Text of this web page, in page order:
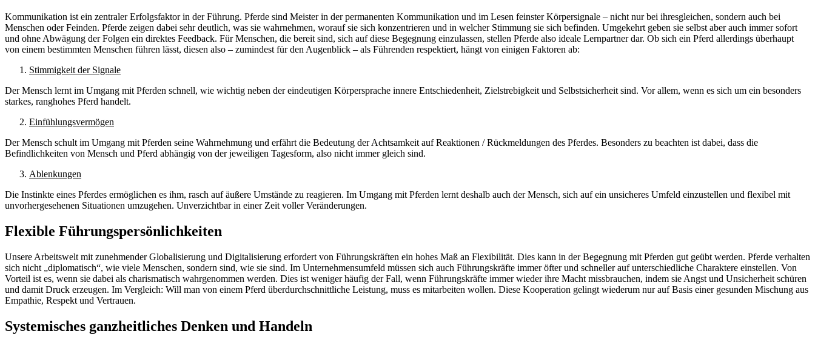
Kommunikation ist ein zentraler Erfolgsfaktor in der Führung. Pferde sind Meister in der permanenten Kommunikation und im Lesen feinster Körpersignale – nicht nur bei ihresgleichen, sondern auch bei
Menschen oder Feinden. Pferde zeigen dabei sehr deutlich, was sie wahrnehmen, worauf sie sich konzentrieren und in welcher Stimmung sie sich befinden. Umgekehrt geben sie selbst aber auch immer sofort
und ohne Abwägung der Folgen ein direktes Feedback. Für Menschen, die bereit sind, sich auf diese Begegnung einzulassen, stellen Pferde also ideale Lernpartner dar. Ob sich ein Pferd allerdings überhaupt
von einem bestimmten Menschen führen lässt, diesen also – zumindest für den Augenblick – als Führenden respektiert, hängt von einigen Faktoren ab:
Stimmigkeit der Signale
Der Mensch lernt im Umgang mit Pferden schnell, wie wichtig neben der eindeutigen Körpersprache innere Entschiedenheit, Zielstrebigkeit und Selbstsicherheit sind. Vor allem, wenn es sich um ein besonders
starkes, ranghohes Pferd handelt.
Einfühlungsvermögen
Der Mensch schult im Umgang mit Pferden seine Wahrnehmung und erfährt die Bedeutung der Achtsamkeit auf Reaktionen / Rückmeldungen des Pferdes. Besonders zu beachten ist dabei, dass die
Befindlichkeiten von Mensch und Pferd abhängig von der jeweiligen Tagesform, also nicht immer gleich sind.
Ablenkungen
Die Instinkte eines Pferdes ermöglichen es ihm, rasch auf äußere Umstände zu reagieren. Im Umgang mit Pferden lernt deshalb auch der Mensch, sich auf ein unsicheres Umfeld einzustellen und flexibel mit
unvorhergesehenen Situationen umzugehen. Unverzichtbar in einer Zeit voller Veränderungen.
Flexible Führungspersönlichkeiten
Unsere Arbeitswelt mit zunehmender Globalisierung und Digitalisierung erfordert von Führungskräften ein hohes Maß an Flexibilität. Dies kann in der Begegnung mit Pferden gut geübt werden. Pferde verhalten
sich nicht „diplomatisch“, wie viele Menschen, sondern sind, wie sie sind. Im Unternehmensumfeld müssen sich auch Führungskräfte immer öfter und schneller auf unterschiedliche Charaktere einstellen. Von
Vorteil ist es, wenn sie dabei als charismatisch wahrgenommen werden. Dies ist weniger häufig der Fall, wenn Führungskräfte immer wieder ihre Macht missbrauchen, indem sie Angst und Unsicherheit schüren
und damit Druck erzeugen. Im Vergleich: Will man von einem Pferd überdurchschnittliche Leistung, muss es mitarbeiten wollen. Diese Kooperation gelingt wiederum nur auf Basis einer gesunden Mischung aus
Empathie, Respekt und Vertrauen.
Systemisches ganzheitliches Denken und Handeln